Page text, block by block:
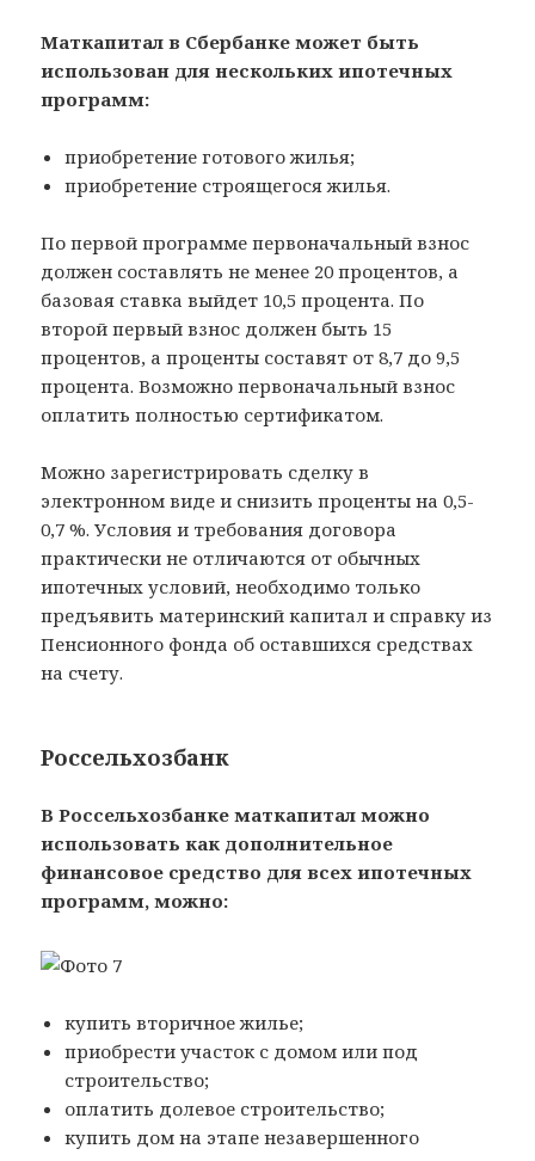
Маткапитал в Сбербанке может быть
использован для нескольких ипотечных
программ:
приобретение готового жилья;
приобретение строящегося жилья.
По первой программе первоначальный взнос
должен составлять не менее 20 процентов, а
базовая ставка выйдет 10,5 процента. По
второй первый взнос должен быть 15
процентов, а проценты составят от 8,7 до 9,5
процента. Возможно первоначальный взнос
оплатить полностью сертификатом.
Можно зарегистрировать сделку в
электронном виде и снизить проценты на 0,5-
0,7 %. Условия и требования договора
практически не отличаются от обычных
ипотечных условий, необходимо только
предъявить материнский капитал и справку из
Пенсионного фонда об оставшихся средствах
на счету.
Россельхозбанк
В Россельхозбанке маткапитал можно
использовать как дополнительное
финансовое средство для всех ипотечных
программ, можно:
купить вторичное жилье;
приобрести участок с домом или под
строительство;
оплатить долевое строительство;
купить дом на этапе незавершенного